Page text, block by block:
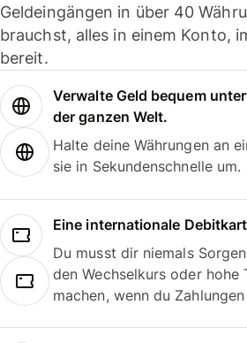
Geldeingängen in über 40
brauchst, alles in einem Konto,
bereit.
Verwalte Geld bequem
der ganzen Welt.
Halte deine Währungen an
sie in Sekundenschnelle um.
Eine internationale
Du musst dir niemals
den Wechselkurs oder hohe
machen, wenn du